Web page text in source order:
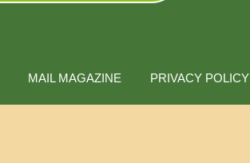
MAIL MAGAZINE PRIVACY POLICY